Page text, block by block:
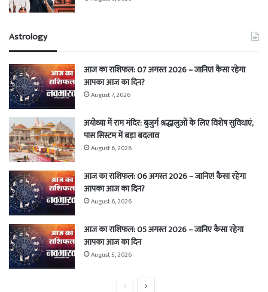
Astrology
आज का राशिफल: 07 अगस्त 2026 – जानिए! कैसा रहेगा
आपका आज का दिन?
August 7, 2026
अयोध्या में राम मंदिर: बुजुर्ग श्रद्धालुओं के लिए विशेष सुविधाएं,
पास सिस्टम में बड़ा बदलाव
August 6, 2026
आज का राशिफल: 06 अगस्त 2026 – जानिए! कैसा रहेगा
आपका आज का दिन?
August 6, 2026
आज का राशिफल: 05 अगस्त 2026 – जानिए कैसा रहेगा
आपका आज का दिन
August 5, 2026
PreviousNext